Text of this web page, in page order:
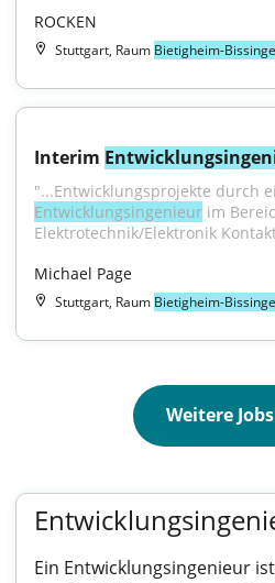
ROCKEN
Stuttgart, Raum Bietigheim-
Interim
Entwicklungsingenieur im
Elektrotechnik/Elektronik
Michael Page
Stuttgart, Raum Bietigheim-
Weitere
Ein Entwicklungsingenieur